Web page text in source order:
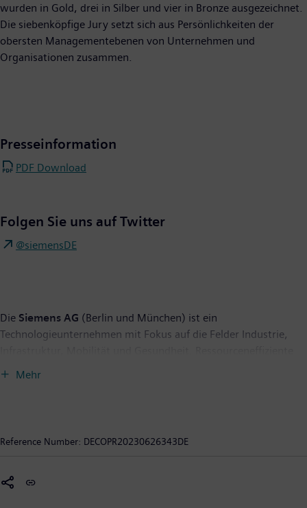
wurden in Gold, drei in Silber und vier in Bronze ausgezeichnet.
Die siebenköpfige Jury setzt sich aus Persönlichkeiten der
obersten Managementebenen von Unternehmen und
Organisationen zusammen.
Presseinformation
PDF Download
Folgen Sie uns auf Twitter
@siemensDE
Die Siemens AG (Berlin und München) ist ein
Technologieunternehmen mit Fokus auf die Felder Industrie,
Fabriken, widerstandsfähige Lieferketten, intelligente Gebäude
realen und der digitalen Welten befähigt Siemens seine Kunden,
damit den Alltag für Milliarden von Menschen. Siemens ist
Mehr
Reference Number: DECOPR20230626343DE